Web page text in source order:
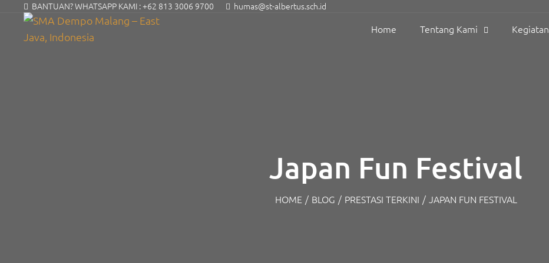
BANTUAN? WHATSAPP KAMI :+62 813 3006 9700 humas@st-albertus.sch.id
Home Tentang Kami Kegiatan
Japan Fun Festival
HOME / BLOG / PRESTASI TERKINI / JAPAN FUN FESTIVAL